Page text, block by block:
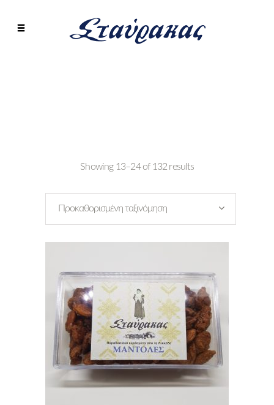
Showing 13–24 of 132 results
Προκαθορισμένη ταξινόμηση